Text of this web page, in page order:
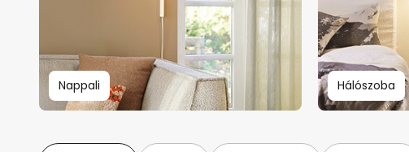
Nappali Hálószoba